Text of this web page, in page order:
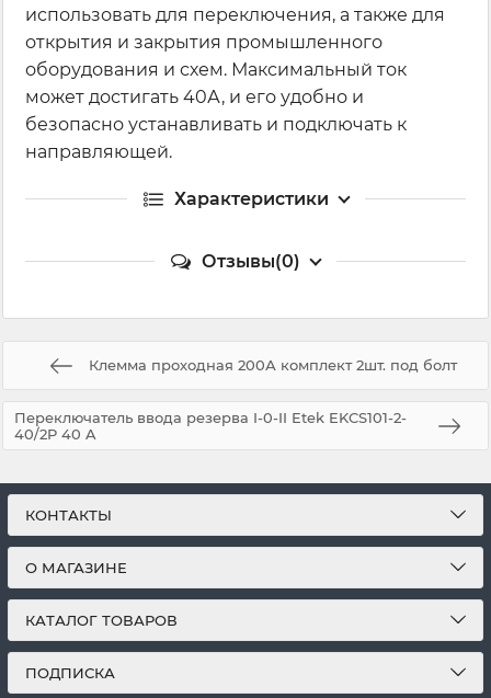
использовать для переключения, а также для
открытия и закрытия промышленного
оборудования и схем. Максимальный ток
может достигать 40А, и его удобно и
безопасно устанавливать и подключать к
направляющей.
Характеристики
Отзывы(0)
Клемма проходная 200А комплект 2шт. под болт
Переключатель ввода резерва I-0-II Etek EKCS101-2-
40/2P 40 A
КОНТАКТЫ
О МАГАЗИНЕ
КАТАЛОГ ТОВАРОВ
ПОДПИСКА